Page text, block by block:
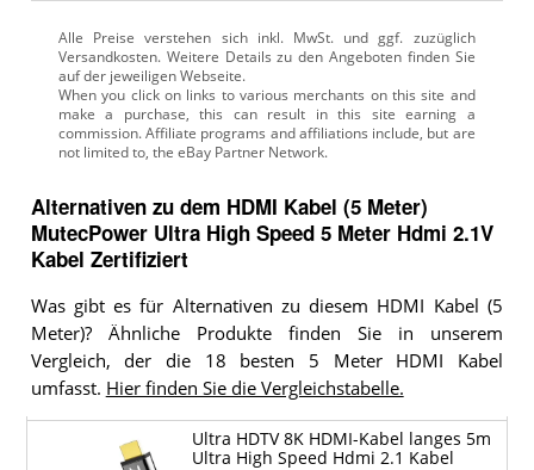
Alle Preise verstehen sich inkl. MwSt. und ggf. zuzüglich
Versandkosten. Weitere Details zu den Angeboten finden Sie
auf der jeweiligen Webseite.
Alternativen zu dem HDMI Kabel (5 Meter)
MutecPower Ultra High Speed 5 Meter Hdmi 2.1V
Kabel Zertifiziert
Was gibt es für Alternativen zu diesem HDMI Kabel (5
Meter)? Ähnliche Produkte finden Sie in unserem
Vergleich, der die 18 besten 5 Meter HDMI Kabel
umfasst. Hier finden Sie die Vergleichstabelle.
Ultra HDTV 8K HDMI-Kabel langes 5m
Ultra High Speed Hdmi 2.1 Kabel